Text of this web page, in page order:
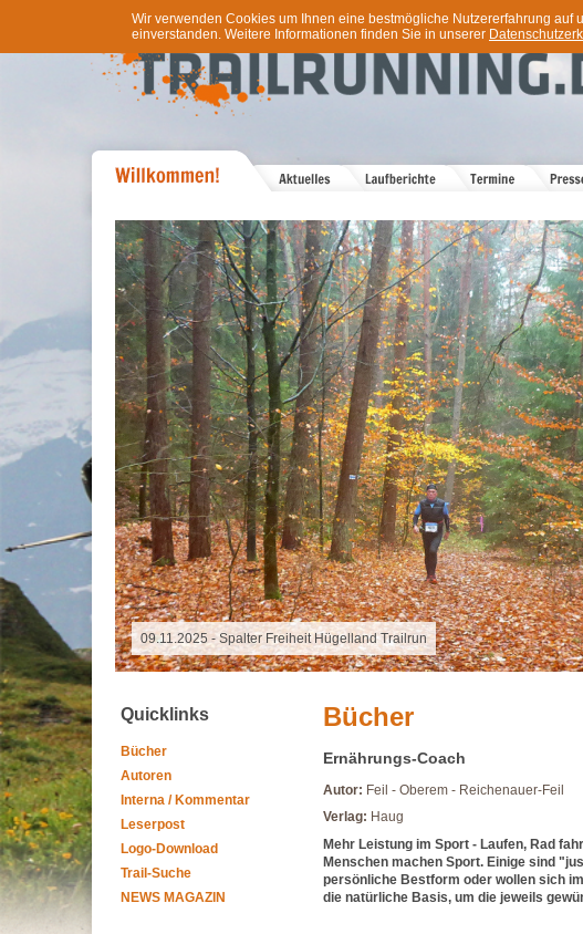
Wir verwenden Cookies um Ihnen eine bestmögliche Nutzererfahrung
einverstanden. Weitere Informationen finden Sie in unserer
09.11.2025 - Spalter Freiheit Hügelland Trailrun
Quicklinks
Bücher
Autoren
Interna / Kommentar
Leserpost
Logo-Download
Trail-Suche
NEWS MAGAZIN
Bücher
Ernährungs-Coach
Autor: Feil - Oberem - Reichenauer-Feil
Verlag: Haug
Mehr Leistung im Sport - Laufen, Rad
Menschen machen Sport. Einige sind
persönliche Bestform oder wollen sich
die natürliche Basis, um die jeweils